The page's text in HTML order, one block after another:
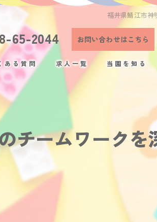
福井県鯖江市神
65-2044 お問い合わせはこちら
ある質問 求人一覧 当園を知る
残業少なめ
完全週休2日制
チームワークを